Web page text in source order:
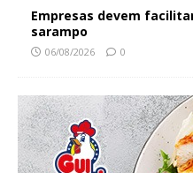
Empresas devem
sarampo
06/08/2026 0